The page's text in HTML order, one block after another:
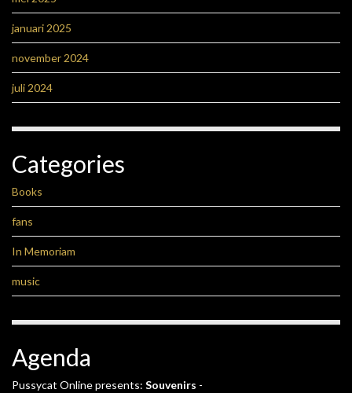
januari 2025
november 2024
juli 2024
Categories
Books
fans
In Memoriam
music
Agenda
Pussycat Online presents: Souvenirs -